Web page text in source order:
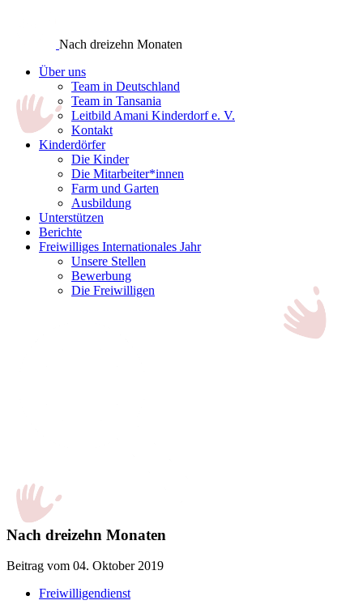
Nach dreizehn Monaten
Über uns
Team in Deutschland
Team in Tansania
Leitbild Amani Kinderdorf e. V.
Kontakt
Kinderdörfer
Die Kinder
Die Mitarbeiter*innen
Farm und Garten
Ausbildung
Unterstützen
Berichte
Freiwilliges Internationales Jahr
Unsere Stellen
Bewerbung
Die Freiwilligen
Nach dreizehn Monaten
Beitrag vom 04. Oktober 2019
Freiwilligendienst